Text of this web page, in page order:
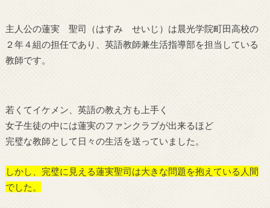
主人公の蓮実 聖司（はすみ せいじ）は晨光学院町田高校の
２年４組の担任であり、英語教師兼生活指導部を担当している
教師です。
若くてイケメン、英語の教え方も上手く
女子生徒の中には蓮実のファンクラブが出来るほど
完璧な教師として日々の生活を送っていました。
しかし、完璧に見える蓮実聖司は大きな問題を抱えている人間
でした。